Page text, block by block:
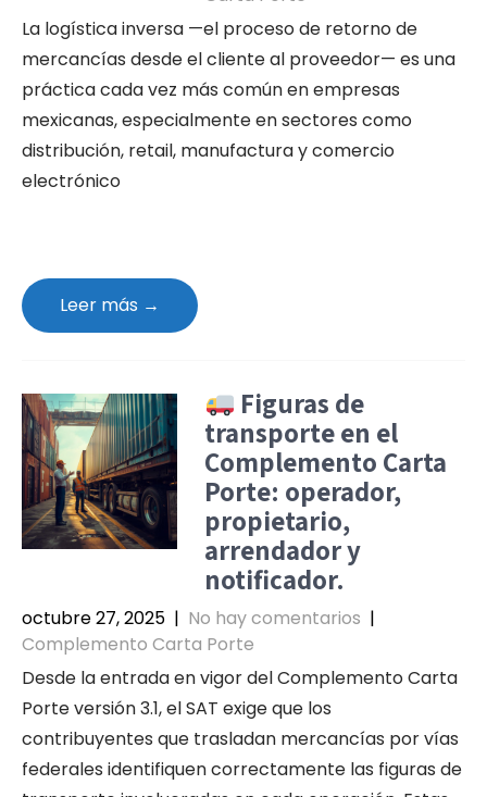
La logística inversa —el proceso de retorno de
mercancías desde el cliente al proveedor— es una
práctica cada vez más común en empresas
mexicanas, especialmente en sectores como
distribución, retail, manufactura y comercio
electrónico
Leer más →
Figuras de
transporte en el
Complemento Carta
Porte: operador,
propietario,
arrendador y
notificador.
octubre 27, 2025 | No hay comentarios |
Complemento Carta Porte
Desde la entrada en vigor del Complemento Carta
Porte versión 3.1, el SAT exige que los
contribuyentes que trasladan mercancías por vías
federales identifiquen correctamente las figuras de